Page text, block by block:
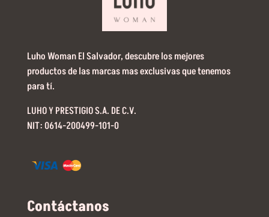
Luho Woman El Salvador, descubre los mejores
productos de las marcas mas exclusivas que tenemos
para tí.
LUHO Y PRESTIGIO S.A. DE C.V.
NIT: 0614-200499-101-0
Contáctanos